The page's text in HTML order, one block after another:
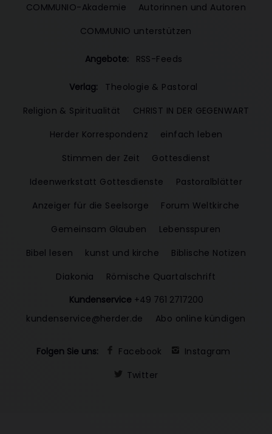
COMMUNIO-Akademie
Autorinnen und Autoren
COMMUNIO unterstützen
Angebote: RSS-Feeds
Verlag:
Theologie & Pastoral
Religion & Spiritualität
CHRIST IN DER GEGENWART
Herder Korrespondenz
einfach leben
Stimmen der Zeit
Gottesdienst
Ideenwerkstatt Gottesdienste
Pastoralblätter
Anzeiger für die Seelsorge
Forum Weltkirche
Gemeinsam Glauben
Lebensspuren
Bibel lesen
kunst und kirche
Biblische Notizen
Diakonia
Römische Quartalschrift
Kundenservice +49 761 2717200
kundenservice@herder.de
Abo online kündigen
Folgen Sie uns: Facebook
Instagram
Twitter